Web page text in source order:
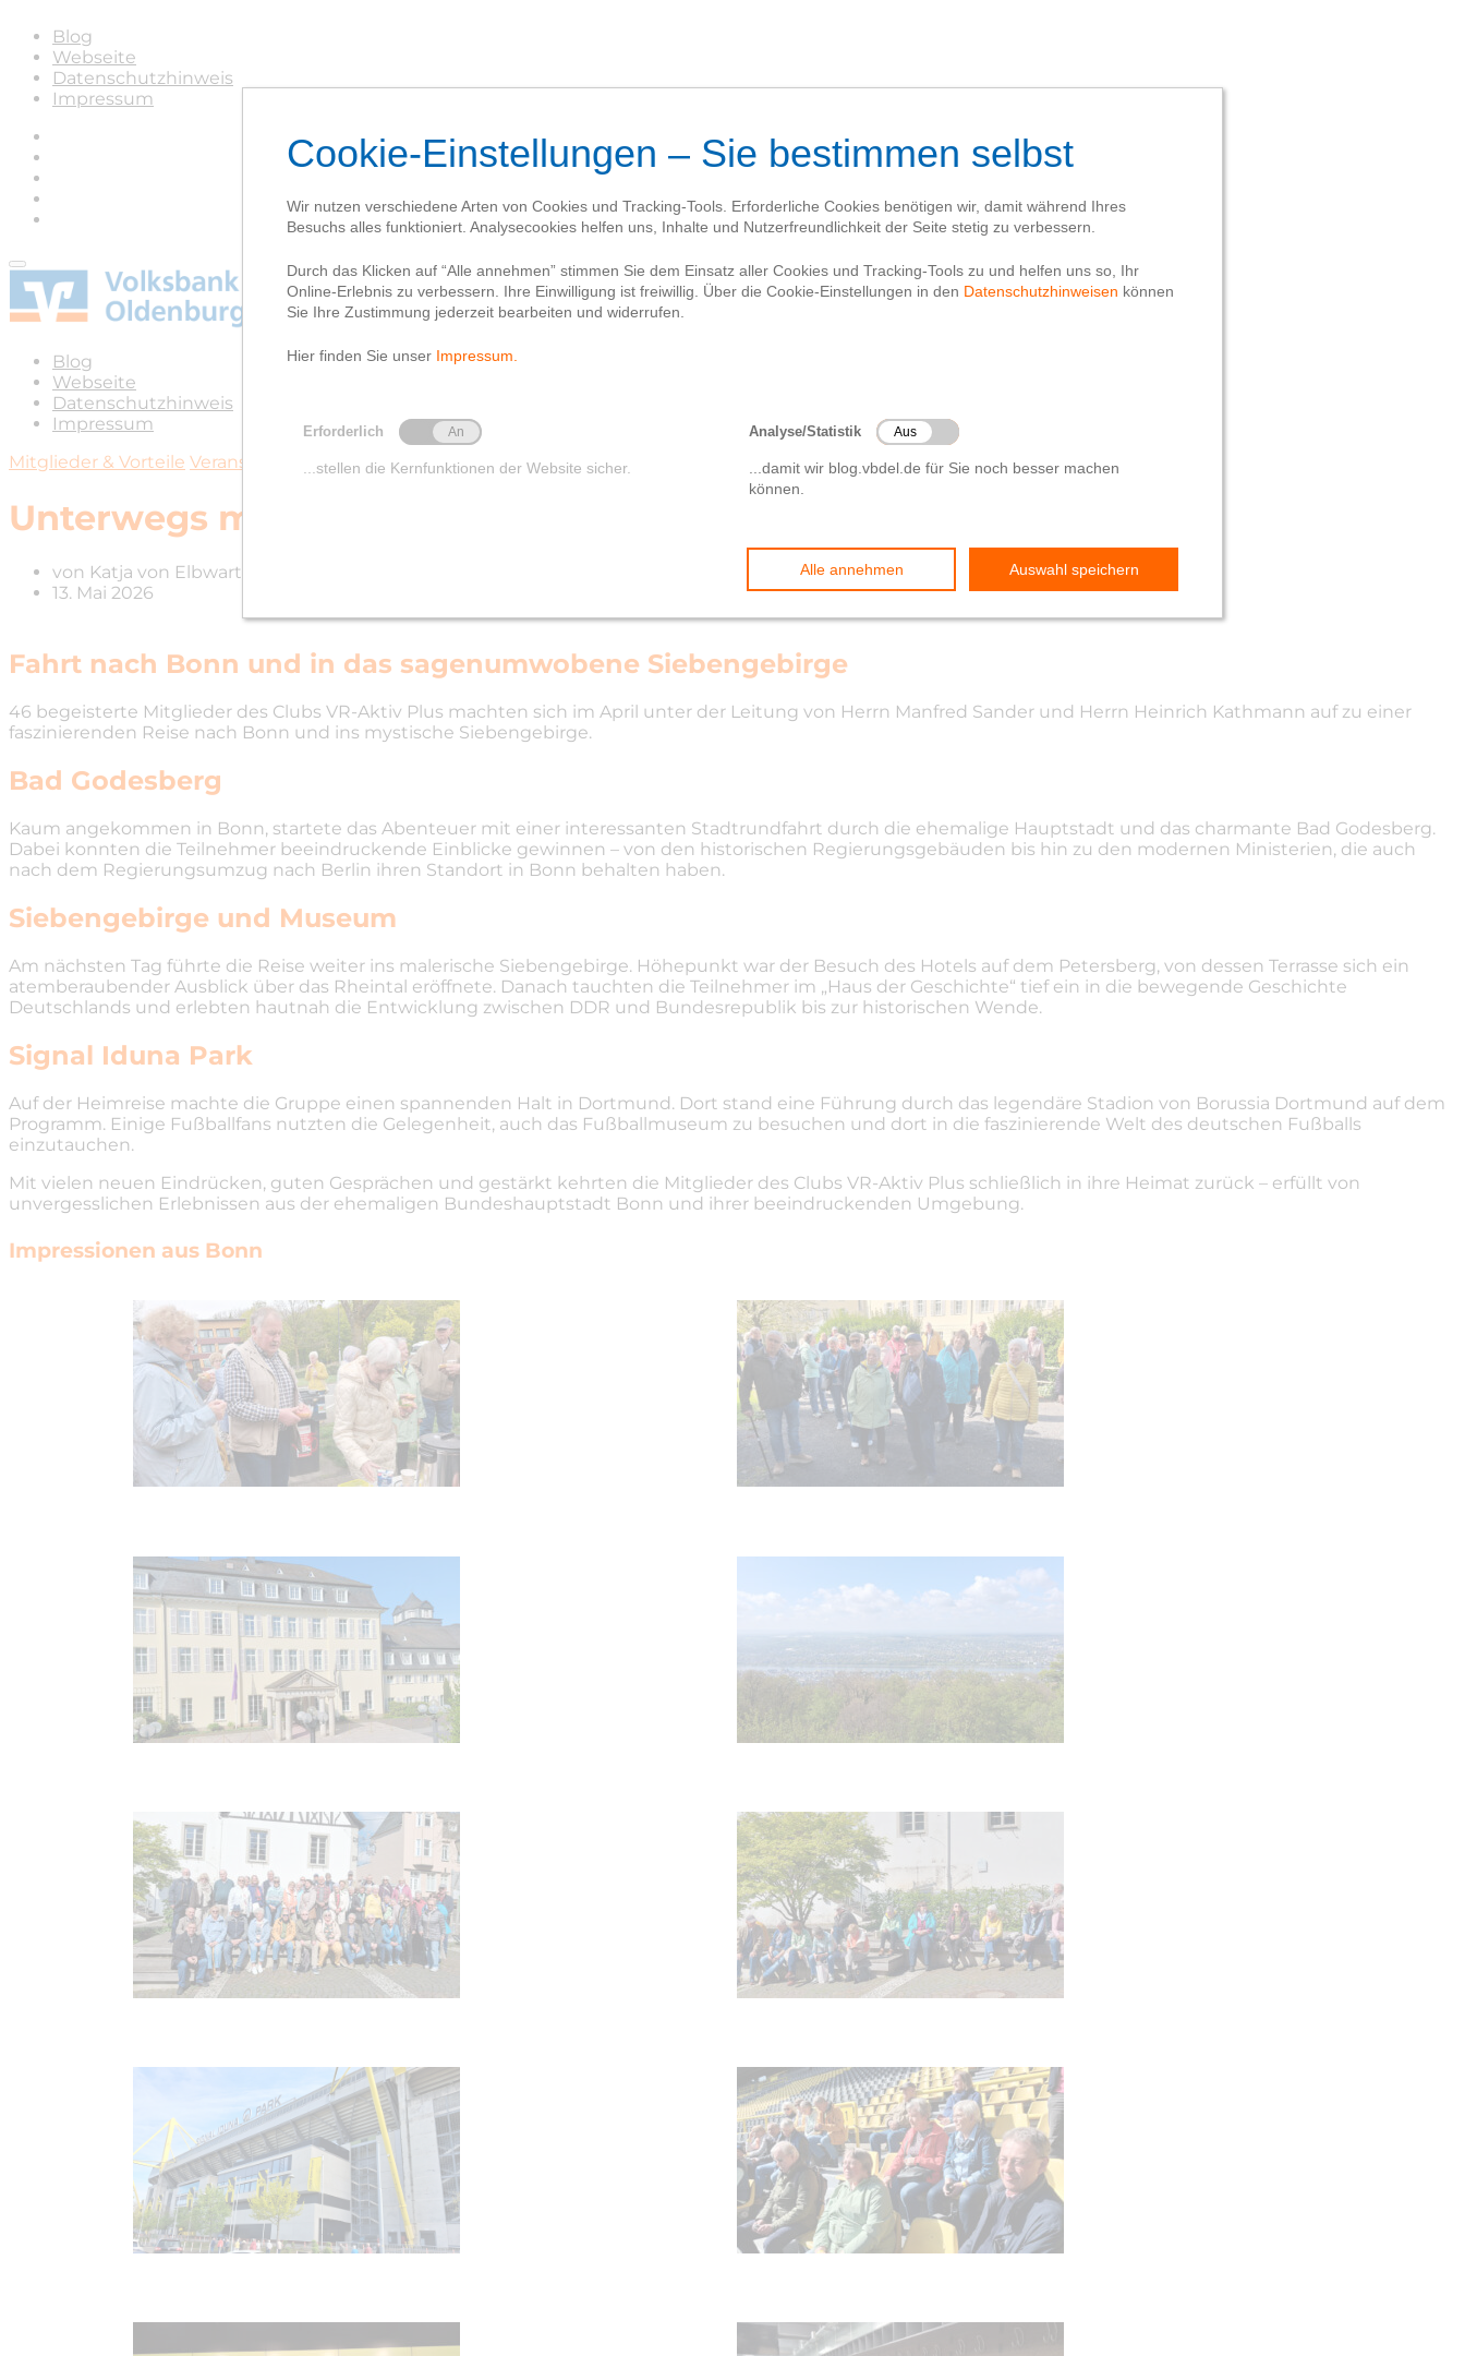
Blog
Webseite
Datenschutzhinweis
Impressum
Blog
Webseite
Datenschutzhinweis
Impressum
Mitglieder & Vorteile Veranstaltungen VR AktivPlus
Unterwegs mit dem Club VR-Aktiv Plus
von Katja von Elbwart
13. Mai 2026
Fahrt nach Bonn und in das sagenumwobene Siebengebirge
46 begeisterte Mitglieder des Clubs VR-Aktiv Plus machten sich im April unter der Leitung von Herrn Manfred Sander und Herrn Heinrich Kathmann auf zu einer
faszinierenden Reise nach Bonn und ins mystische Siebengebirge.
Bad Godesberg
Kaum angekommen in Bonn, startete das Abenteuer mit einer interessanten Stadtrundfahrt durch die ehemalige Hauptstadt und das charmante Bad Godesberg.
Dabei konnten die Teilnehmer beeindruckende Einblicke gewinnen – von den historischen Regierungsgebäuden bis hin zu den modernen Ministerien, die auch
nach dem Regierungsumzug nach Berlin ihren Standort in Bonn behalten haben.
Siebengebirge und Museum
Am nächsten Tag führte die Reise weiter ins malerische Siebengebirge. Höhepunkt war der Besuch des Hotels auf dem Petersberg, von dessen Terrasse sich ein
atemberaubender Ausblick über das Rheintal eröffnete. Danach tauchten die Teilnehmer im „Haus der Geschichte“ tief ein in die bewegende Geschichte
Deutschlands und erlebten hautnah die Entwicklung zwischen DDR und Bundesrepublik bis zur historischen Wende.
Signal Iduna Park
Auf der Heimreise machte die Gruppe einen spannenden Halt in Dortmund. Dort stand eine Führung durch das legendäre Stadion von Borussia Dortmund auf dem
Programm. Einige Fußballfans nutzten die Gelegenheit, auch das Fußballmuseum zu besuchen und dort in die faszinierende Welt des deutschen Fußballs
einzutauchen.
Mit vielen neuen Eindrücken, guten Gesprächen und gestärkt kehrten die Mitglieder des Clubs VR-Aktiv Plus schließlich in ihre Heimat zurück – erfüllt von
unvergesslichen Erlebnissen aus der ehemaligen Bundeshauptstadt Bonn und ihrer beeindruckenden Umgebung.
Impressionen aus Bonn